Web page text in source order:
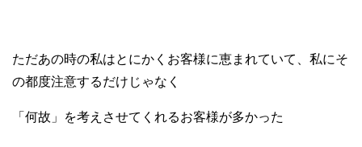
ただあの時の私はとにかくお客様に恵まれていて、私にそ
の都度注意するだけじゃなく
「何故」を考えさせてくれるお客様が多かった